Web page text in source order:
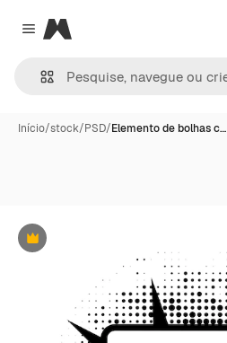
Close menu
Magnific
Início/stock/PSD/Elemento de bolhas c…
Premium